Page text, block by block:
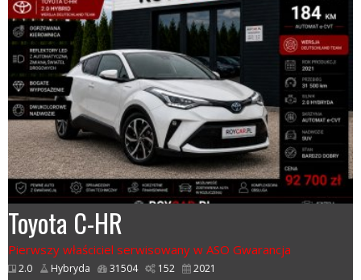
Toyota C-HR
Pierwszy właściciel serwisowany w ASO Gwarancja
2.0 Hybryda 31504 152 2021